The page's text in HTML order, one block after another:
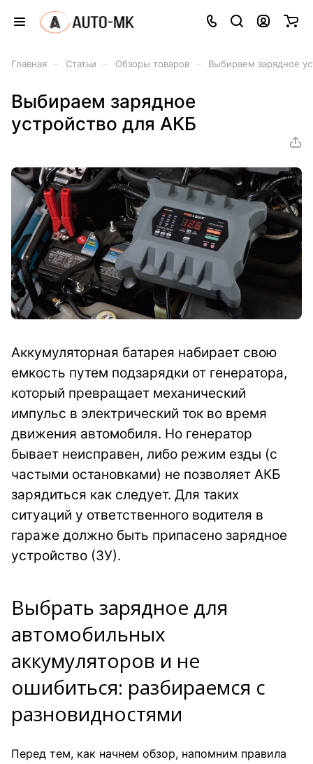
Главная Статьи Обзоры товаров Выбираем зарядное
Выбираем зарядное
устройство для АКБ
Аккумуляторная батарея набирает свою
емкость путем подзарядки от генератора,
который превращает механический
импульс в электрический ток во время
движения автомобиля. Но генератор
бывает неисправен, либо режим езды (с
частыми остановками) не позволяет АКБ
зарядиться как следует. Для таких
ситуаций у ответственного водителя в
гараже должно быть припасено зарядное
устройство (ЗУ).
Выбрать зарядное для
автомобильных
аккумуляторов и не
ошибиться: разбираемся с
разновидностями
Перед тем, как начнем обзор, напомним правила